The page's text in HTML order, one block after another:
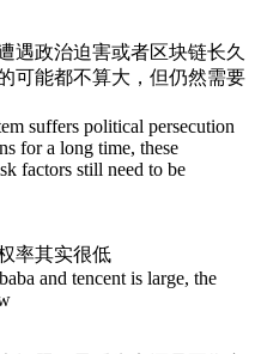
遇政治迫害或者区块链长久
可能都不算大，但仍然需要
suffers political persecution
for a long time, these
factors still need to be
率其实很低
and tencent is large, the